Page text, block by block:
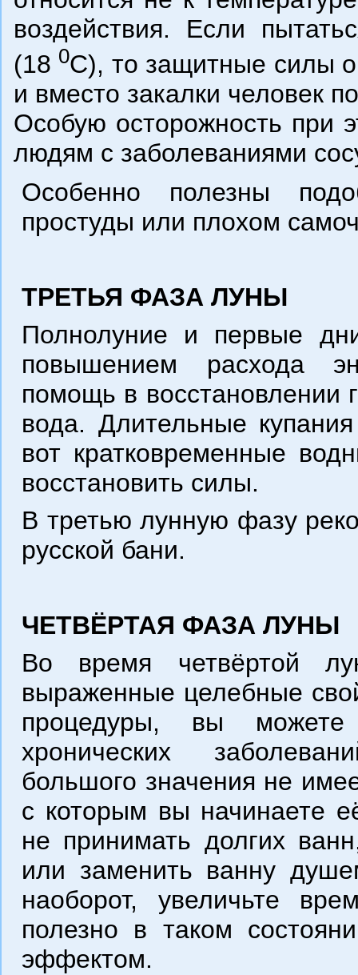
воздействия. Если
(18 0С), то защитные силы
и вместо закалки человек
Особую осторожность при
людям с заболеваниями
Особенно полезны
простуды или плохом
ТРЕТЬЯ ФАЗА ЛУНЫ
Полнолуние и первые
повышением расхода
помощь в восстановлении
вода. Длительные
вот кратковременные
восстановить силы.
В третью лунную фазу
русской бани.
ЧЕТВЁРТАЯ ФАЗА ЛУНЫ
Во время четвёртой
выраженные целебные
процедуры, вы
хронических
большого значения не
с которым вы начинаете
не принимать долгих
или заменить ванну
наоборот, увеличьте
полезно в таком
эффектом.